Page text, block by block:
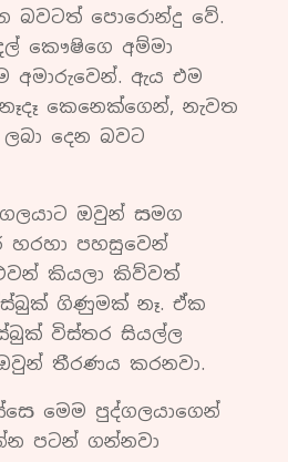
බවටත් පොරොන්දු වේ.
කෞෂිගෙ අම්මා
අමාරුවෙන්. ඇය එම
කෙනෙක්ගෙන්, නැවත
දෙන බවට
ඔවුන් සමග
හරහා පහසුවෙන්
කියලා කිව්වත්
ගිණුමක් නෑ. ඒක
විස්තර සියල්ල
තීරණය කරනවා.
මෙම පුද්ගලයාගෙන්
පටන් ගන්නවා